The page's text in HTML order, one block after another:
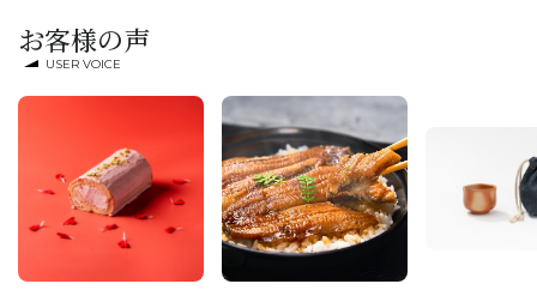
お客様の声
USER VOICE